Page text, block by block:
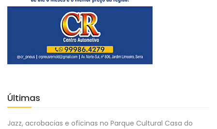
Últimas
Jazz, acrobacias e oficinas no Parque Cultural Casa do